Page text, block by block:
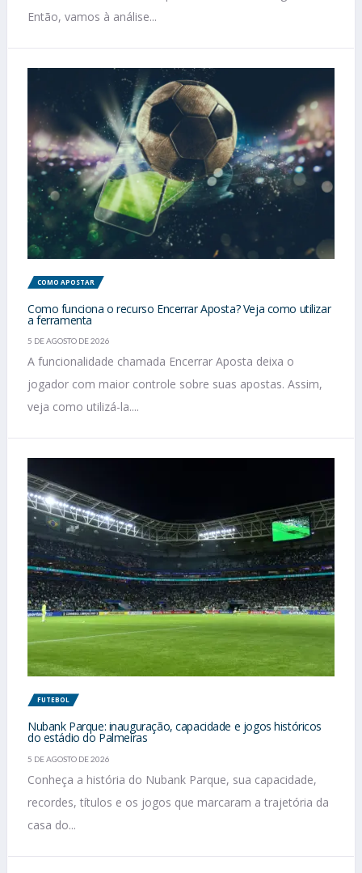
Então, vamos à análise...
COMO APOSTAR
Como funciona o recurso Encerrar Aposta? Veja como utilizar
a ferramenta
5 DE AGOSTO DE 2026
A funcionalidade chamada Encerrar Aposta deixa o
jogador com maior controle sobre suas apostas. Assim,
veja como utilizá-la....
FUTEBOL
Nubank Parque: inauguração, capacidade e jogos históricos
do estádio do Palmeiras
5 DE AGOSTO DE 2026
Conheça a história do Nubank Parque, sua capacidade,
recordes, títulos e os jogos que marcaram a trajetória da
casa do...